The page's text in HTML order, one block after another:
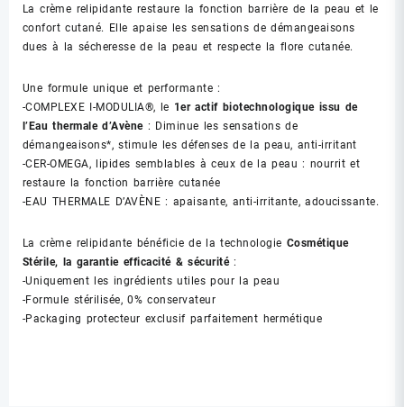
La crème relipidante restaure la fonction barrière de la peau et le
confort cutané. Elle apaise les sensations de démangeaisons
dues à la sécheresse de la peau et respecte la flore cutanée.
Une formule unique et performante :
-COMPLEXE I-MODULIA®, le 1er actif biotechnologique issu de
l’Eau thermale d’Avène: Diminue les sensations de
démangeaisons*, stimule les défenses de la peau, anti-irritant
-CER-OMEGA, lipides semblables à ceux de la peau : nourrit et
restaure la fonction barrière cutanée
-EAU THERMALE D’AVÈNE : apaisante, anti-irritante, adoucissante.
La crème relipidante bénéficie de la technologie Cosmétique
Stérile, la garantie efficacité & sécurité:
-Uniquement les ingrédients utiles pour la peau
-Formule stérilisée, 0% conservateur
-Packaging protecteur exclusif parfaitement hermétique